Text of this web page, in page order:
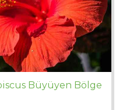
Büyüyen Bölge